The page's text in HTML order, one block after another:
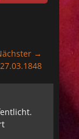
→